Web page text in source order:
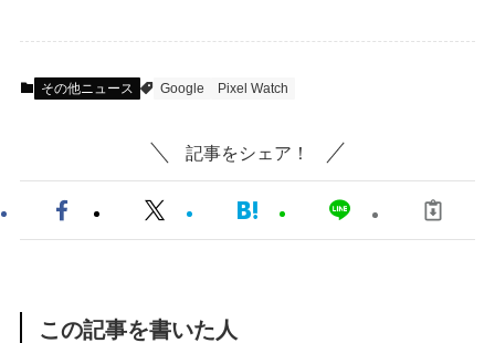
その他ニュース Google Pixel Watch
記事をシェア！
この記事を書いた人